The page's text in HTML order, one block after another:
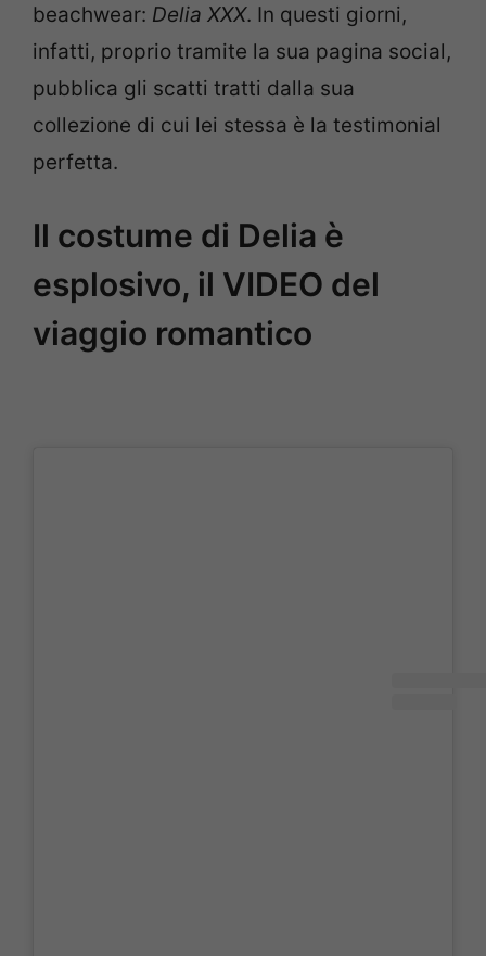
beachwear: Delia XXX. In questi giorni,
infatti, proprio tramite la sua pagina social,
pubblica gli scatti tratti dalla sua
collezione di cui lei stessa è la testimonial
perfetta.
Il costume di Delia è
esplosivo, il VIDEO del
viaggio romantico